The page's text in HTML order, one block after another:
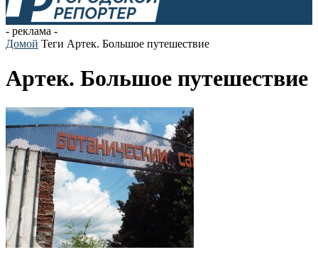
- реклама -
Домой Теги Артек. Большое путешествие
Артек. Большое путешествие